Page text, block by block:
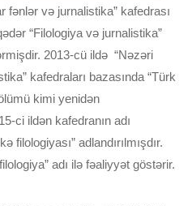
fənlər və jurnalistika” kafedrası
“Filologiya və jurnalistika”
2013-cü ildə “Nəzəri
kafedraları bazasında “Türk
kimi yenidən
ci ildən kafedranın adı
adlandırılmışdır.
adı ilə fəaliyyət göstərir.